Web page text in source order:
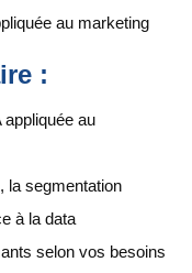
au marketing
:
appliquée au
la segmentation
à la data
selon vos besoins